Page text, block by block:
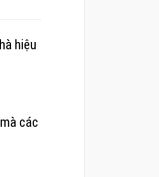
hiệu
các